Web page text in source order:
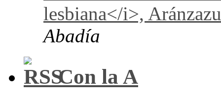
lesbiana</i>,
Abadía
Con la A